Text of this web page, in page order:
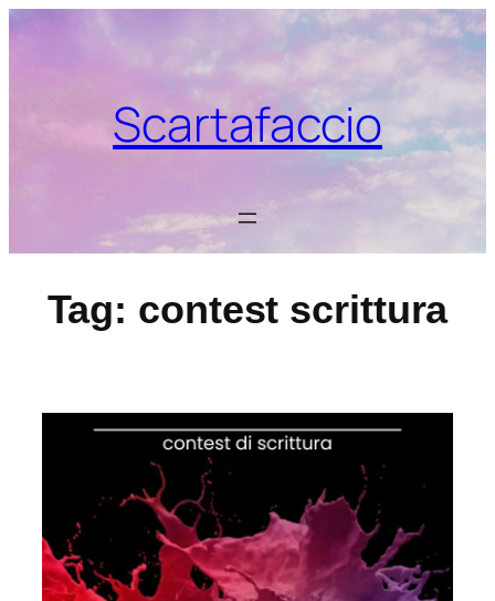
Vai
Scartafaccio
Tag: contest scrittura